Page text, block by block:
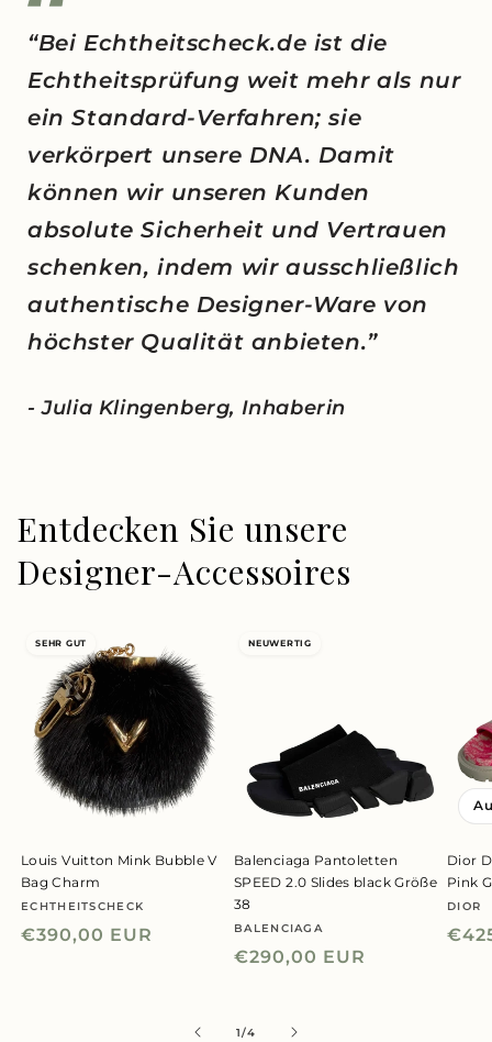
“Bei Echtheitscheck.de ist die
Echtheitsprüfung weit mehr als nur
ein Standard-Verfahren; sie
verkörpert unsere DNA. Damit
können wir unseren Kunden
absolute Sicherheit und Vertrauen
schenken, indem wir ausschließlich
authentische Designer-Ware von
höchster Qualität anbieten.”
- Julia Klingenberg, Inhaberin
Entdecken Sie unsere
Designer-Accessoires
SEHR GUT
Louis Vuitton Mink Bubble V
Bag Charm
Anbieter:
ECHTHEITSCHECK
Normaler
€390,00 EUR
NEUWERTIG
Balenciaga Pantoletten
SPEED 2.0 Slides black Größe
38
Anbieter:
BALENCIAGA
Normaler
€290,00 EUR
Dior
Pink
DIOR
1/von
4